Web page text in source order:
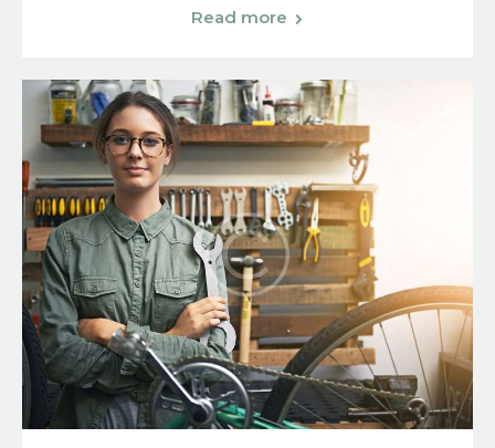
Read more